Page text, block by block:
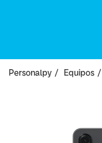
Personalpy Equipos